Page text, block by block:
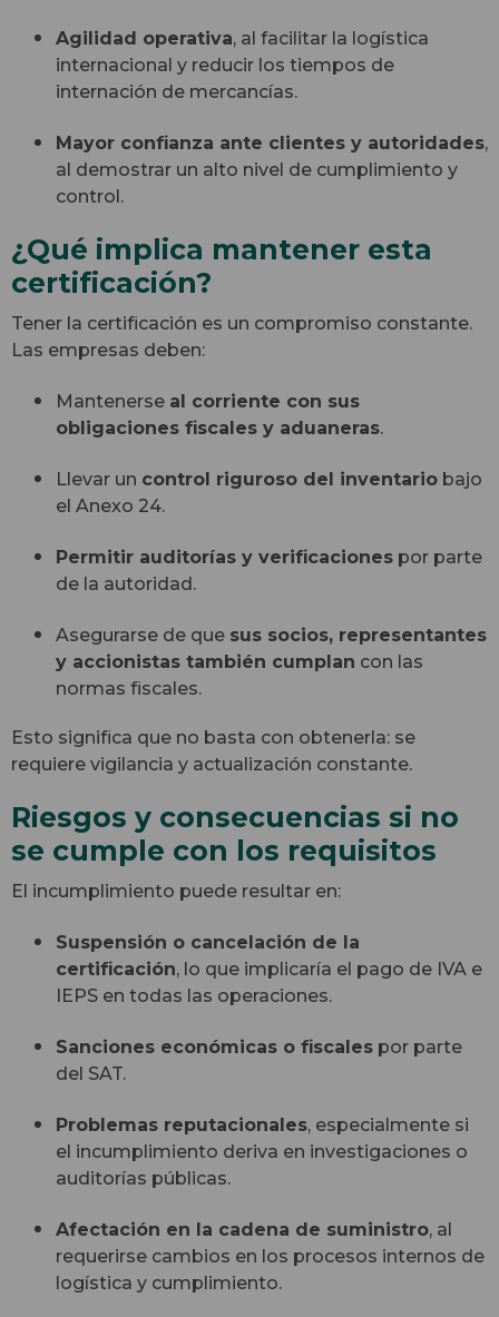
Agilidad operativa, al facilitar la logística
internacional y reducir los tiempos de
internación de mercancías.
Mayor confianza ante clientes y autoridades,
al demostrar un alto nivel de cumplimiento y
control.
¿Qué implica mantener esta
certificación?
Tener la certificación es un compromiso constante.
Las empresas deben:
Mantenerse al corriente con sus
obligaciones fiscales y aduaneras.
Llevar un control riguroso del inventario bajo
el Anexo 24.
Permitir auditorías y verificaciones por parte
de la autoridad.
Asegurarse de que sus socios, representantes
y accionistas también cumplan con las
normas fiscales.
Esto significa que no basta con obtenerla: se
requiere vigilancia y actualización constante.
Riesgos y consecuencias si no
se cumple con los requisitos
El incumplimiento puede resultar en:
Suspensión o cancelación de la
certificación, lo que implicaría el pago de IVA e
IEPS en todas las operaciones.
Sanciones económicas o fiscales por parte
del SAT.
Problemas reputacionales, especialmente si
el incumplimiento deriva en investigaciones o
auditorías públicas.
Afectación en la cadena de suministro, al
requerirse cambios en los procesos internos de
logística y cumplimiento.